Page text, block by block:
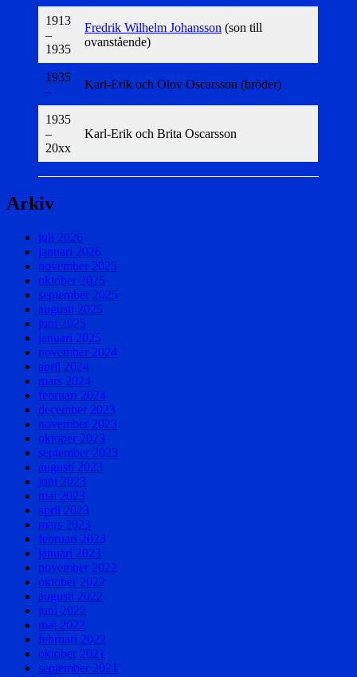
1913
–
1935
Fredrik Wilhelm Johansson (son till
ovanstående)
1935
–
Karl-Erik och Olov Oscarsson (bröder)
1935
–
20xx
Karl-Erik och Brita Oscarsson
Arkiv
juli 2026
januari 2026
november 2025
oktober 2025
september 2025
augusti 2025
juni 2025
januari 2025
november 2024
april 2024
mars 2024
februari 2024
december 2023
november 2023
oktober 2023
september 2023
augusti 2023
juni 2023
maj 2023
april 2023
mars 2023
februari 2023
januari 2023
november 2022
oktober 2022
augusti 2022
juni 2022
maj 2022
februari 2022
oktober 2021
september 2021